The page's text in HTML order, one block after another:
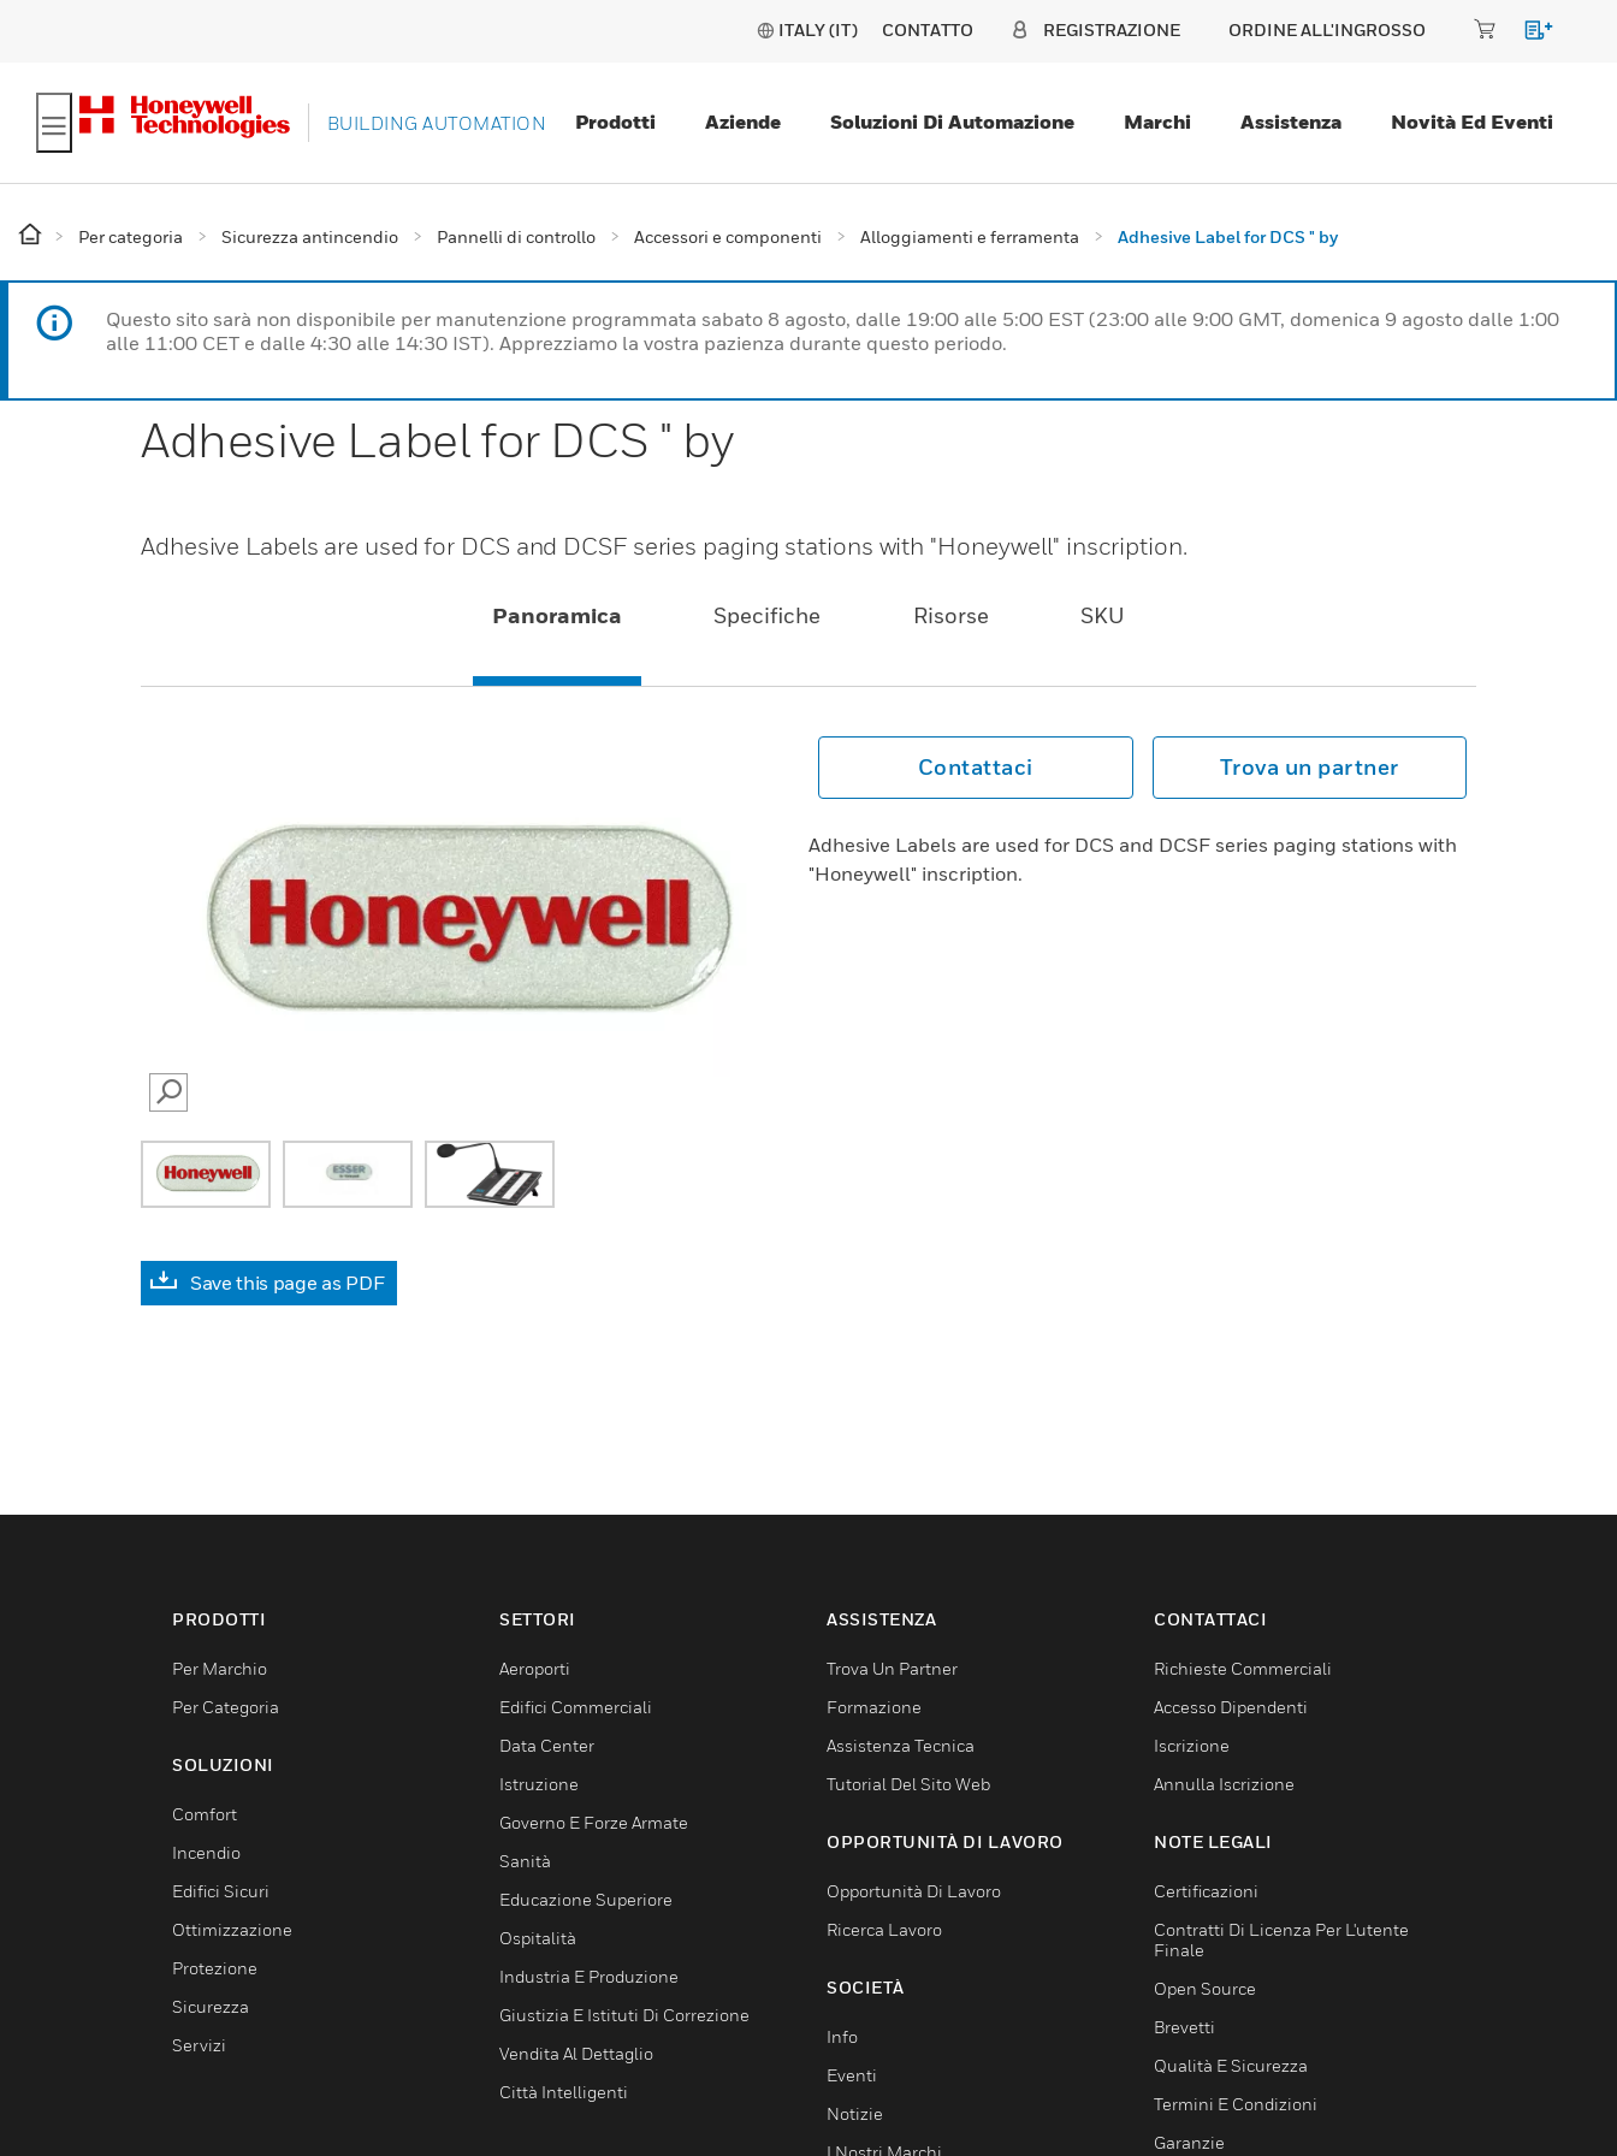
ITALY (IT) CONTATTO REGISTRAZIONE ORDINE ALL'INGROSSO
BUILDING AUTOMATION Prodotti Aziende Soluzioni Di Automazione Marchi Assistenza Novità Ed Eventi
Per categoria Sicurezza antincendio Pannelli di controllo Accessori e componenti Alloggiamenti e ferramenta Adhesive Label for DCS " by
Questo sito sarà non disponibile per manutenzione programmata sabato 8 agosto, dalle 19:00 alle 5:00 EST (23:00 alle 9:00 GMT, domenica 9 agosto dalle 1:00
alle 11:00 CET e dalle 4:30 alle 14:30 IST). Apprezziamo la vostra pazienza durante questo periodo.
Adhesive Label for DCS " by
Adhesive Labels are used for DCS and DCSF series paging stations with "Honeywell" inscription.
Panoramica Specifiche Risorse SKU
SEARCH
Save this page as PDF
Contattaci Trova un partner
Adhesive Labels are used for DCS and DCSF series paging stations with
"Honeywell" inscription.
PRODOTTI
Per Marchio
Per Categoria
SOLUZIONI
Comfort
Incendio
Edifici Sicuri
Ottimizzazione
Protezione
Sicurezza
Servizi
SETTORI
Aeroporti
Edifici Commerciali
Data Center
Istruzione
Governo E Forze Armate
Sanità
Educazione Superiore
Ospitalità
Industria E Produzione
Giustizia E Istituti Di Correzione
Vendita Al Dettaglio
Città Intelligenti
ASSISTENZA
Trova Un Partner
Formazione
Assistenza Tecnica
Tutorial Del Sito Web
OPPORTUNITÀ DI LAVORO
Opportunità Di Lavoro
Ricerca Lavoro
SOCIETÀ
Info
Eventi
Notizie
I Nostri Marchi
CONTATTACI
Richieste Commerciali
Accesso Dipendenti
Iscrizione
Annulla Iscrizione
NOTE LEGALI
Certificazioni
Contratti Di Licenza Per L'utente
Finale
Open Source
Brevetti
Qualità E Sicurezza
Termini E Condizioni
Garanzie